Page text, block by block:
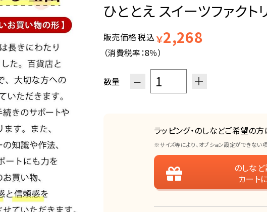
ひととえ スイーツファク
販売価格税込 ￥2,268
（消費税率：8％）
数量 − ＋
ラッピング・のしなどご希望の
※サイズ等により、オプション設定ができない
のしなど
カート